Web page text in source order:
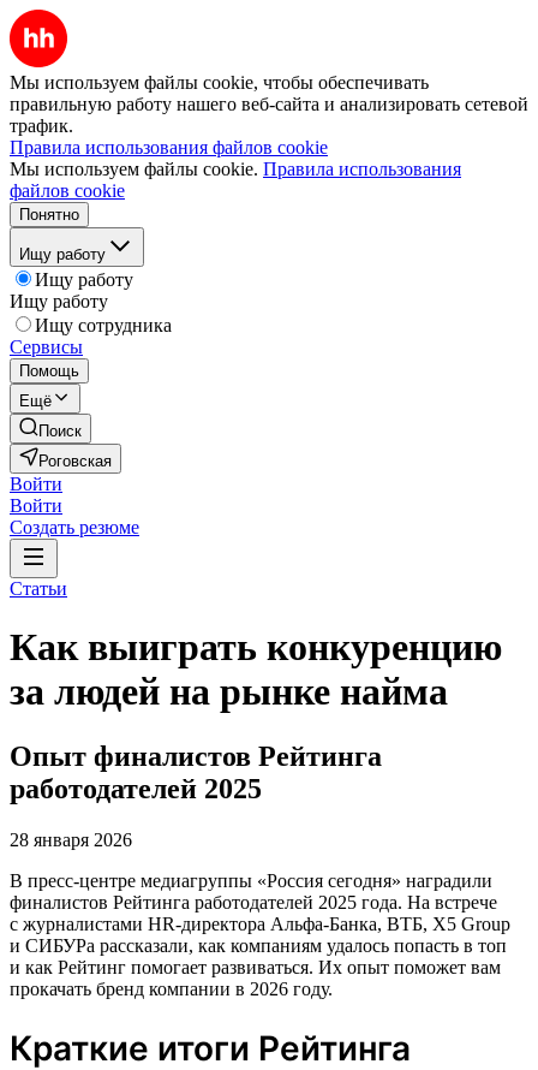
Мы используем файлы cookie, чтобы обеспечивать
правильную работу нашего веб-сайта и анализировать сетевой
трафик.
Правила использования файлов cookie
Мы используем файлы cookie. Правила использования
файлов cookie
Понятно
Ищу работу
Ищу работу
Ищу работу
Ищу сотрудника
Сервисы
Помощь
Ещё
Поиск
Роговская
Войти
Войти
Создать резюме
Статьи
Как выиграть конкуренцию
за людей на рынке найма
Опыт финалистов Рейтинга
работодателей 2025
28 января 2026
В пресс-центре медиагруппы «Россия сегодня» наградили
финалистов Рейтинга работодателей 2025 года. На встрече
с журналистами HR-директора Альфа-Банка, ВТБ, X5 Group
и СИБУРа рассказали, как компаниям удалось попасть в топ
и как Рейтинг помогает развиваться. Их опыт поможет вам
прокачать бренд компании в 2026 году.
Краткие итоги Рейтинга